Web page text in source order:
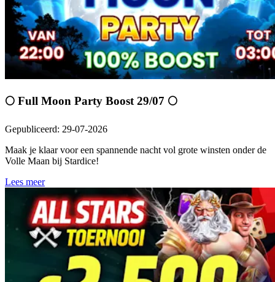
🌕 Full Moon Party Boost 29/07 🌕
Gepubliceerd: 29-07-2026
Maak je klaar voor een spannende nacht vol grote winsten onder de
Volle Maan bij Stardice!
Lees meer